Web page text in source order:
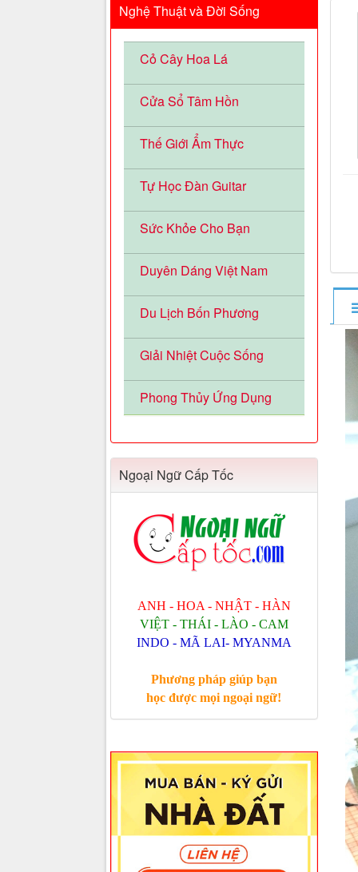
Nghệ Thuật và Đời Sống
Cỏ Cây Hoa Lá
Cửa Sổ Tâm Hồn
Thế Giới Ẩm Thực
Tự Học Đàn Guitar
Sức Khỏe Cho Bạn
Duyên Dáng Việt Nam
Du Lịch Bốn Phương
Giải Nhiệt Cuộc Sống
Phong Thủy Ứng Dụng
Ngoại Ngữ Cấp Tốc
ANH - HOA - NHẬT - HÀN
VIỆT - THÁI - LÀO - CAM
INDO - MÃ LAI- MYANMA
Phương pháp giúp bạn
học được mọi ngoại ngữ!